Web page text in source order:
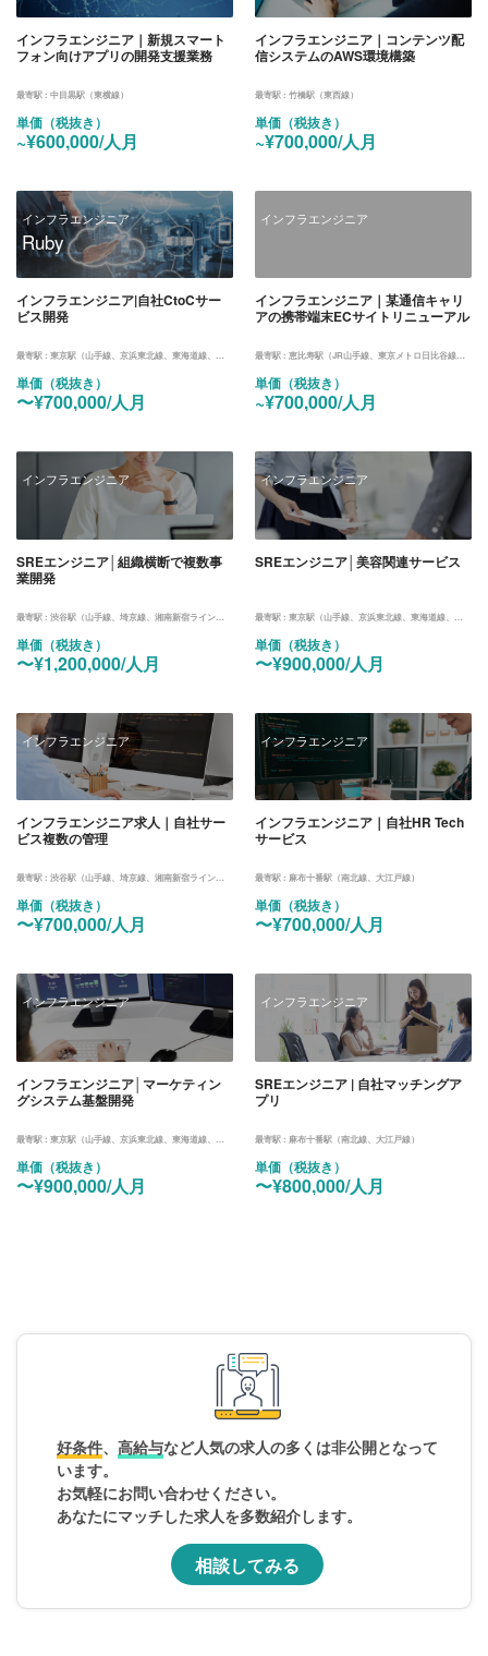
インフラエンジニア｜新規スマート
フォン向けアプリの開発支援業務
最寄駅 : 中目黒駅（東横線）
単価（税抜き）
~¥600,000/人月
インフラエンジニア｜コンテンツ配
信システムのAWS環境構築
最寄駅 :竹橋駅（東西線）
単価（税抜き）
~¥700,000/人月
インフラエンジニア
Ruby
インフラエンジニア|自社CtoCサー
ビス開発
最寄駅 : 東京駅（山手線、京浜東北線、東海道線、中央線、京葉線、丸ノ内線）
単価（税抜き）
〜¥700,000/人月
インフラエンジニア
インフラエンジニア｜某通信キャリ
アの携帯端末ECサイトリニューアル
最寄駅 :恵比寿駅（JR山手線、東京メトロ日比谷線）＆汐留（大江戸線）
単価（税抜き）
~¥700,000/人月
インフラエンジニア
SREエンジニア│組織横断で複数事
業開発
最寄駅 : 渋谷駅（山手線、埼京線、湘南新宿ライン、東横線、田園都市線、銀座線、半蔵門線、副都心線）
単価（税抜き）
〜¥1,200,000/人月
インフラエンジニア
SREエンジニア│美容関連サービス
最寄駅 :東京駅（山手線、京浜東北線、東海道線、中央線、京葉線、丸ノ内線）
単価（税抜き）
〜¥900,000/人月
インフラエンジニア
インフラエンジニア求人｜自社サー
ビス複数の管理
最寄駅 : 渋谷駅（山手線、埼京線、湘南新宿ライン、東横線、田園都市線、銀座線、半蔵門線、副都心線）
単価（税抜き）
〜¥700,000/人月
インフラエンジニア
インフラエンジニア｜自社HR Tech
サービス
最寄駅 : 麻布十番駅（南北線、大江戸線）
単価（税抜き）
〜¥700,000/人月
インフラエンジニア
インフラエンジニア│マーケティン
グシステム基盤開発
最寄駅 : 東京駅（山手線、京浜東北線、東海道線、中央線、京葉線、丸ノ内線）
単価（税抜き）
〜¥900,000/人月
インフラエンジニア
SREエンジニア | 自社マッチングア
プリ
最寄駅 : 麻布十番駅（南北線、大江戸線）
単価（税抜き）
〜¥800,000/人月
好条件、 高給与など人気の求人の多くは非公開となって
います。
お気軽にお問い合わせください。
あなたにマッチした求人を多数紹介します。
相談してみる